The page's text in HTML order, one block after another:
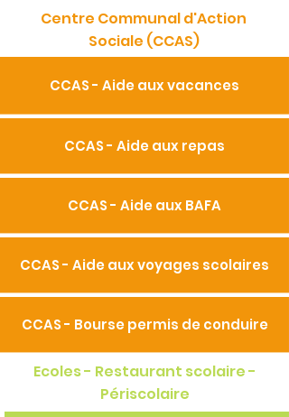
Centre Communal d'Action
Sociale (CCAS)
CCAS - Aide aux vacances
CCAS - Aide aux repas
CCAS - Aide aux BAFA
CCAS - Aide aux voyages scolaires
CCAS - Bourse permis de conduire
Ecoles - Restaurant scolaire -
Périscolaire